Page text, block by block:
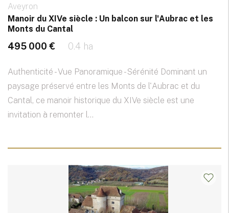
Aveyron
Manoir du XIVe siècle : Un balcon sur l'Aubrac et les
Monts du Cantal
495 000 € 0.4 ha
Authenticité - Vue Panoramique - Sérénité Dominant un
paysage préservé entre les Monts de l'Aubrac et du
Cantal, ce manoir historique du XIVe siècle est une
invitation à remonter l...